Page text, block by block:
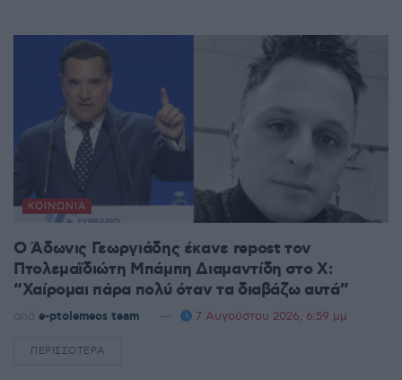
ΚΟΙΝΩΝΊΑ
Ο Άδωνις Γεωργιάδης έκανε repost τον
Πτολεμαϊδιώτη Μπάμπη Διαμαντίδη στο X:
“Χαίρομαι πάρα πολύ όταν τα διαβάζω αυτά”
από e-ptolemeos team 7 Αυγούστου 2026, 6:59 μμ
ΠΕΡΙΣΣΌΤΕΡΑ